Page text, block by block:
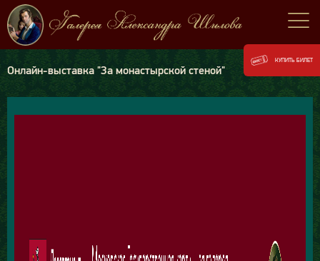
Онлайн-выставка "За монастырской стеной"
КУПИТЬ БИЛЕТ